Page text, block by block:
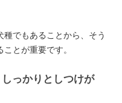
でもあることから、そう
とが重要です。
っかりとしつけが